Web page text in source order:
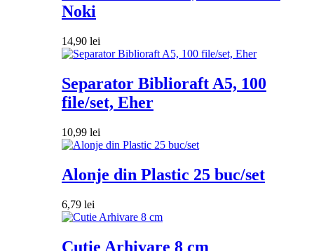
Noki
14,90 lei
Separator Biblioraft A5, 100
file/set, Eher
10,99 lei
Alonje din Plastic 25 buc/set
6,79 lei
Cutie Arhivare 8 cm